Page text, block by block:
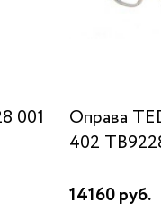
001
Оправа
402
14160 руб.